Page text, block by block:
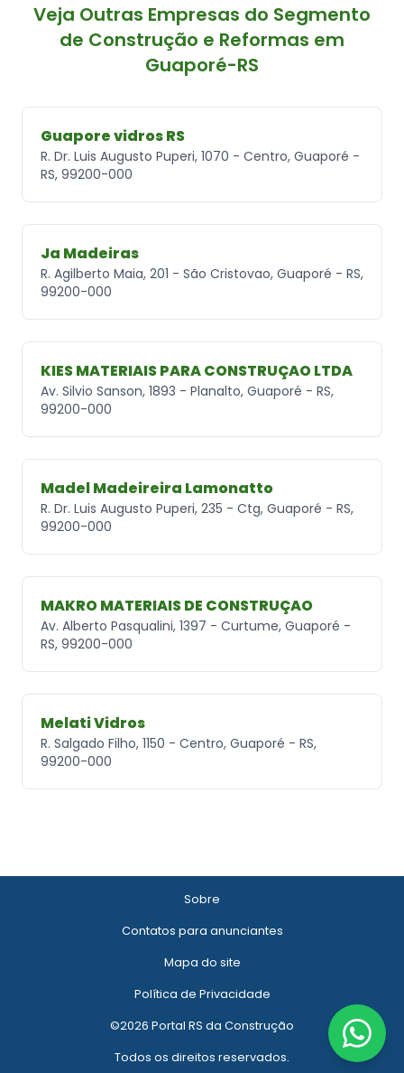
Veja Outras Empresas do Segmento
de Construção e Reformas em
Guaporé-RS
Guapore vidros RS
R. Dr. Luis Augusto Puperi, 1070 - Centro, Guaporé -
RS, 99200-000
Ja Madeiras
R. Agilberto Maia, 201 - São Cristovao, Guaporé - RS,
99200-000
KIES MATERIAIS PARA CONSTRUÇAO LTDA
Av. Silvio Sanson, 1893 - Planalto, Guaporé - RS,
99200-000
Madel Madeireira Lamonatto
R. Dr. Luis Augusto Puperi, 235 - Ctg, Guaporé - RS,
99200-000
MAKRO MATERIAIS DE CONSTRUÇAO
Av. Alberto Pasqualini, 1397 - Curtume, Guaporé -
RS, 99200-000
Melati Vidros
R. Salgado Filho, 1150 - Centro, Guaporé - RS,
99200-000
Sobre
Contatos para anunciantes
Mapa do site
Política de Privacidade
©2026 Portal RS da Construção
Todos os direitos reservados.